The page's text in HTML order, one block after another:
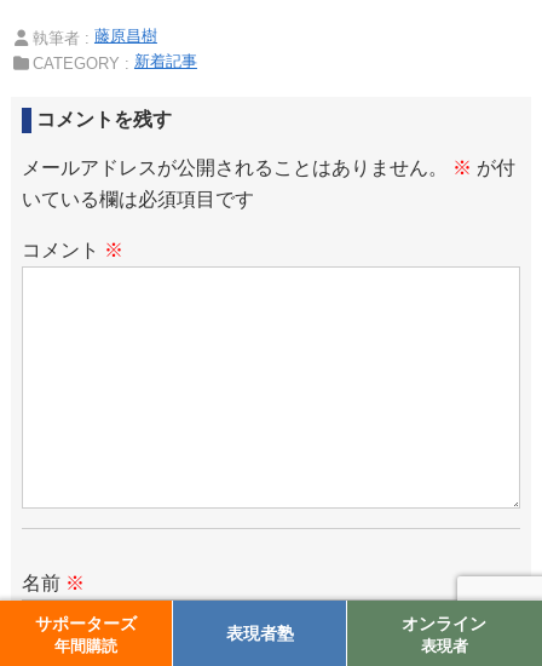
執筆者 : 藤原昌樹
CATEGORY : 新着記事
コメントを残す
メールアドレスが公開されることはありません。 ※ が付
いている欄は必須項目です
コメント ※
名前 ※
サポーターズ
年間購読
表現者塾 オンライン
表現者